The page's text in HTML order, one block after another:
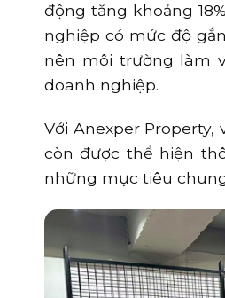
động tăng khoảng
nghiệp có mức độ
nên môi trường làm
doanh nghiệp.
Với Anexper
còn được thể hiện
những mục tiêu